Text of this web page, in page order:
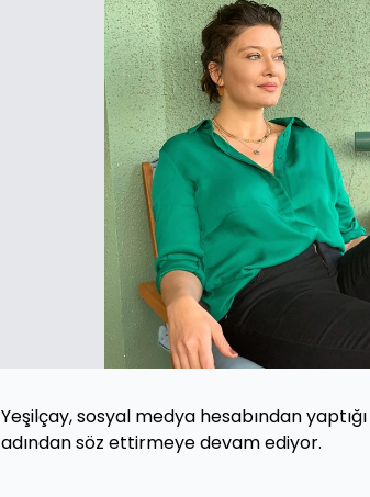
Yeşilçay, sosyal medya hesabından
adından söz ettirmeye devam ediyor.